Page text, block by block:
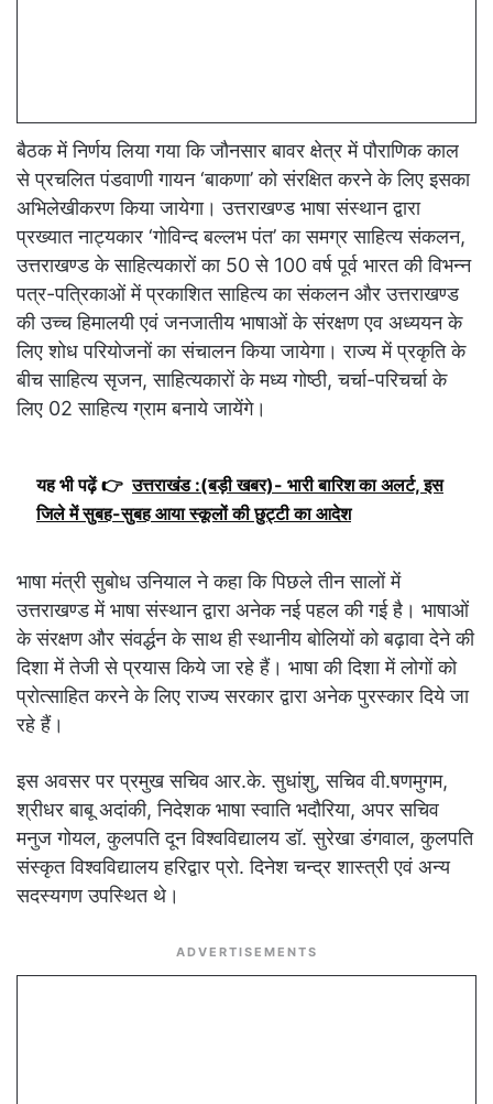
बैठक में निर्णय लिया गया कि जौनसार बावर क्षेत्र में पौराणिक काल
से प्रचलित पंडवाणी गायन ‘बाकणा’ को संरक्षित करने के लिए इसका
अभिलेखीकरण किया जायेगा। उत्तराखण्ड भाषा संस्थान द्वारा
प्रख्यात नाट्यकार ‘गोविन्द बल्लभ पंत’ का समग्र साहित्य संकलन,
उत्तराखण्ड के साहित्यकारों का 50 से 100 वर्ष पूर्व भारत की विभन्न
पत्र-पत्रिकाओं में प्रकाशित साहित्य का संकलन और उत्तराखण्ड
की उच्च हिमालयी एवं जनजातीय भाषाओं के संरक्षण एव अध्ययन के
लिए शोध परियोजनों का संचालन किया जायेगा। राज्य में प्रकृति के
बीच साहित्य सृजन, साहित्यकारों के मध्य गोष्ठी, चर्चा-परिचर्चा के
लिए 02 साहित्य ग्राम बनाये जायेंगे।
यह भी पढ़ें 👉 उत्तराखंड :(बड़ी खबर)- भारी बारिश का अलर्ट, इस
जिले में सुबह-सुबह आया स्कूलों की छुट्टी का आदेश
भाषा मंत्री सुबोध उनियाल ने कहा कि पिछले तीन सालों में
उत्तराखण्ड में भाषा संस्थान द्वारा अनेक नई पहल की गई है। भाषाओं
के संरक्षण और संवर्द्धन के साथ ही स्थानीय बोलियों को बढ़ावा देने की
दिशा में तेजी से प्रयास किये जा रहे हैं। भाषा की दिशा में लोगों को
प्रोत्साहित करने के लिए राज्य सरकार द्वारा अनेक पुरस्कार दिये जा
रहे हैं।
इस अवसर पर प्रमुख सचिव आर.के. सुधांशु, सचिव वी.षणमुगम,
श्रीधर बाबू अदांकी, निदेशक भाषा स्वाति भदौरिया, अपर सचिव
मनुज गोयल, कुलपति दून विश्वविद्यालय डॉ. सुरेखा डंगवाल, कुलपति
संस्कृत विश्वविद्यालय हरिद्वार प्रो. दिनेश चन्द्र शास्त्री एवं अन्य
सदस्यगण उपस्थित थे।
ADVERTISEMENTS